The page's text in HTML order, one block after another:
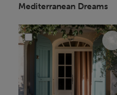
Mediterranean Dreams